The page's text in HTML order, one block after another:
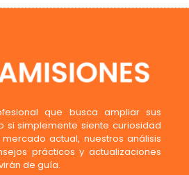
que busca ampliar sus
si simplemente siente curiosidad
actual, nuestros análisis
prácticos y actualizaciones
de guía.